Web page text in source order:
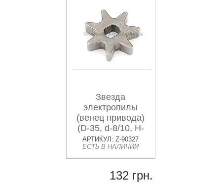
Звезда
электропилы
(венец привода)
(D-35, d-8/10, H-
8mm) Мастер,
Данило AZT
АРТИКУЛ: Z-90327
ЕСТЬ В НАЛИЧИИ
132 грн.